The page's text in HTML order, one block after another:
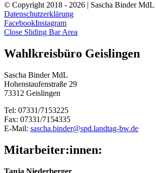
© Copyright 2018 - 2026 | Sascha Binder MdL |
Datenschutzerklärung
FacebookInstagram
Close Sliding Bar Area
Wahlkreisbüro Geislingen
Sascha Binder MdL
Hohenstaufenstraße 29
73312 Geislingen
Tel: 07331/7153225
Fax: 07331/7154335
E-Mail: sascha.binder@spd.landtag-bw.de
Mitarbeiter:innen:
Tanja Niederberger